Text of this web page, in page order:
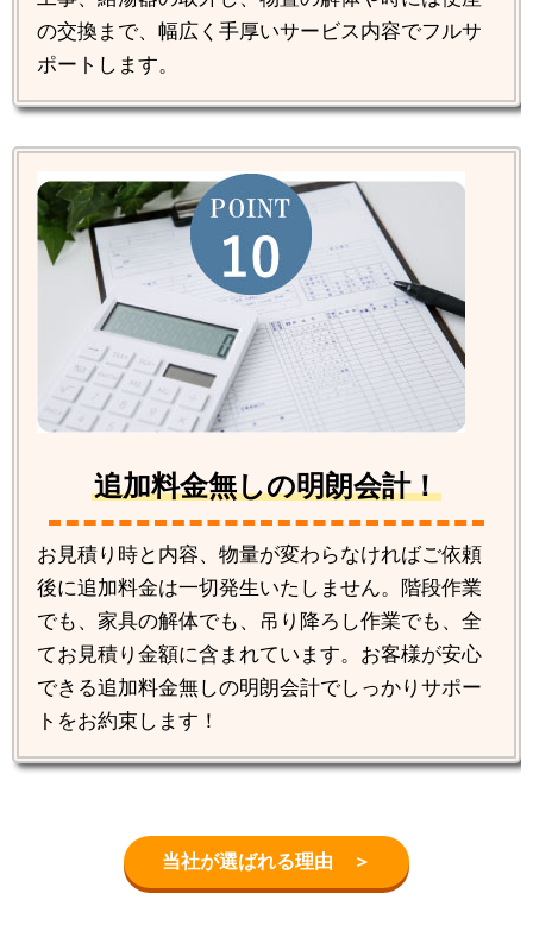
の交換まで、幅広く手厚いサービス内容でフルサ
ポートします。
追加料金無しの明朗会計！
お見積り時と内容、物量が変わらなければご依頼
後に追加料金は一切発生いたしません。階段作業
でも、家具の解体でも、吊り降ろし作業でも、全
てお見積り金額に含まれています。お客様が安心
できる追加料金無しの明朗会計でしっかりサポー
トをお約束します！
当社が選ばれる理由 ＞